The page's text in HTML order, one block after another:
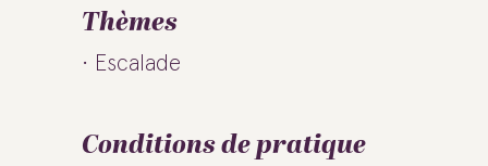
Thèmes
Escalade
Conditions de pratique